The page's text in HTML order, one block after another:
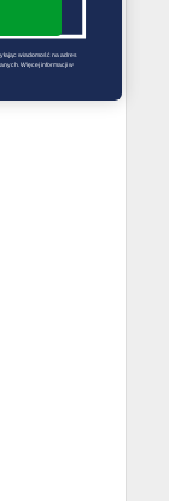
wiadomość na adres
Więcej informacji w